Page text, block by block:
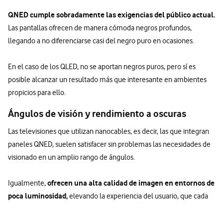
QNED cumple sobradamente las exigencias del público actual.
Las pantallas ofrecen de manera cómoda negros profundos,
llegando a no diferenciarse casi del negro puro en ocasiones.
En el caso de los QLED, no se aportan negros puros, pero sí es
posible alcanzar un resultado más que interesante en ambientes
propicios para ello.
Ángulos de visión y rendimiento a oscuras
Las televisiones que utilizan nanocables, es decir, las que integran
paneles QNED, suelen satisfacer sin problemas las necesidades de
visionado en un amplio rango de ángulos.
Igualmente,ofrecen una alta calidad de imagen en entornos de
poca luminosidad,elevando la experiencia del usuario, que cada